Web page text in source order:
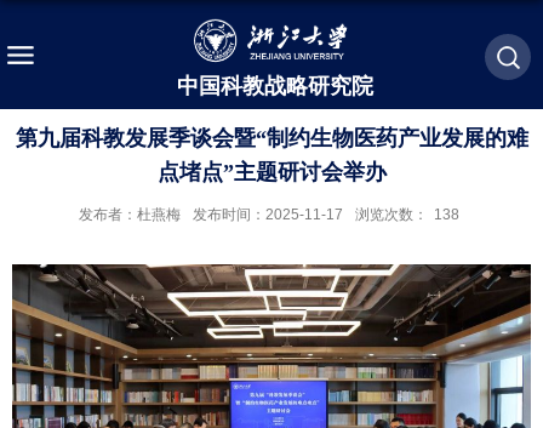
中国科教战略研究院
第九届科教发展季谈会暨“制约生物医药产业发展的难
点堵点”主题研讨会举办
发布者：杜燕梅 发布时间：2025-11-17 浏览次数： 138